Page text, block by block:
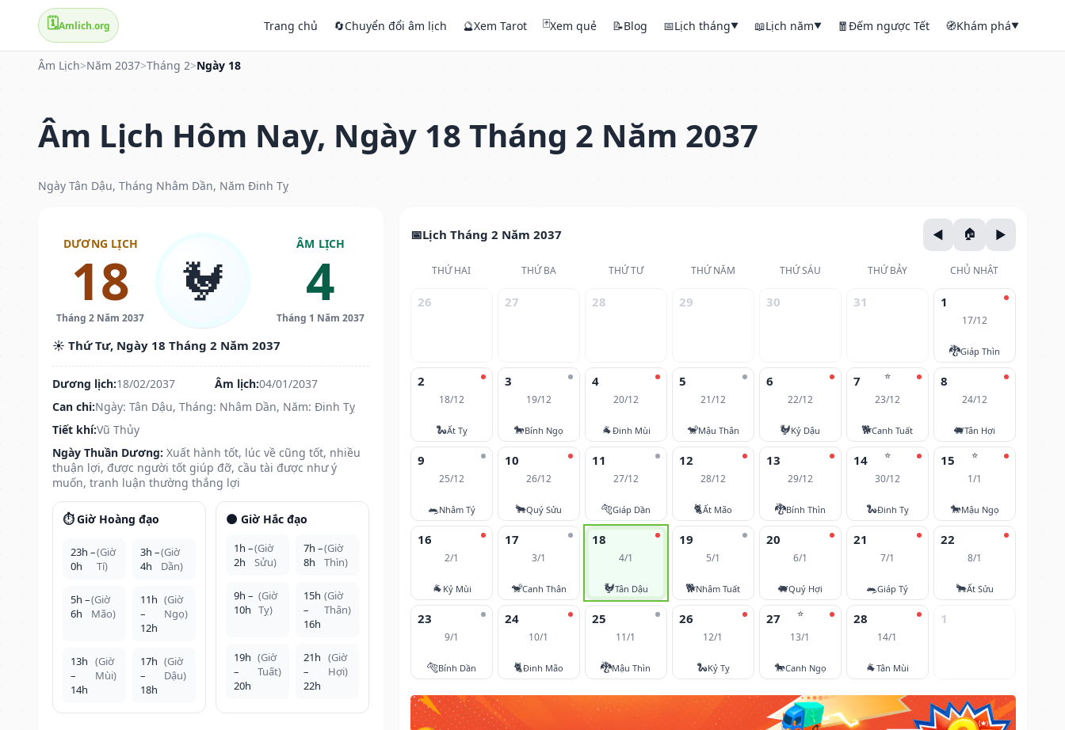
🗓️Amlich.org Trang chủ 🔄Chuyển đổi âm lịch 🔮Xem Tarot 🃏Xem quẻ 📝Blog 📅Lịch tháng▼ 📖Lịch năm▼ 🧧Đếm ngược Tết 🧭Khám phá▼
Âm Lịch>Năm 2037>Tháng 2>Ngày 18
Âm Lịch Hôm Nay, Ngày 18 Tháng 2 Năm 2037
Ngày Tân Dậu, Tháng Nhâm Dần, Năm Đinh Tỵ
DƯƠNG LỊCH
18
Tháng 2 Năm 2037
🐓
ÂM LỊCH
4
Tháng 1 Năm 2037
☀️ Thứ Tư, Ngày 18 Tháng 2 Năm 2037
Dương lịch:18/02/2037 Âm lịch:04/01/2037
Can chi:Ngày: Tân Dậu, Tháng: Nhâm Dần, Năm: Đinh Tỵ
Tiết khí:Vũ Thủy
Ngày Thuần Dương: Xuất hành tốt, lúc về cũng tốt, nhiều
thuận lợi, được người tốt giúp đỡ, cầu tài được như ý
muốn, tranh luận thường thắng lợi
⏱️ Giờ Hoàng đạo
23h –
0h
(Giờ
Tí)
3h –
4h
(Giờ
Dần)
5h –
6h
(Giờ
Mão)
11h
–
12h
(Giờ
Ngọ)
13h
–
14h
(Giờ
Mùi)
17h
–
18h
(Giờ
Dậu)
🌑 Giờ Hắc đạo
1h –
2h
(Giờ
Sửu)
7h –
8h
(Giờ
Thìn)
9h –
10h
(Giờ
Tỵ)
15h
–
16h
(Giờ
Thân)
19h
–
20h
(Giờ
Tuất)
21h
–
22h
(Giờ
Hợi)
Lịch Tháng 2 Năm 2037
THỨ HAI THỨ BA THỨ TƯ THỨ NĂM THỨ SÁU THỨ BẢY CHỦ NHẬT
26 27 28 29 30 31 1
17/12
🐉Giáp Thìn
2
18/12
🐍Ất Tỵ
3
19/12
🐎Bính Ngọ
4
20/12
🐐Đinh Mùi
5
21/12
🐒Mậu Thân
6
22/12
🐓Kỷ Dậu
⭐
7
23/12
🐕Canh Tuất
8
24/12
🐖Tân Hợi
9
25/12
🐀Nhâm Tý
10
26/12
🐂Quý Sửu
11
27/12
🐅Giáp Dần
12
28/12
🐈Ất Mão
13
29/12
🐉Bính Thìn
⭐
14
30/12
🐍Đinh Tỵ
⭐
15
1/1
🐎Mậu Ngọ
16
2/1
🐐 Kỷ Mùi
17
3/1
🐒Canh Thân
18
4/1
🐓Tân Dậu
19
5/1
🐕Nhâm Tuất
20
6/1
🐖Quý Hợi
21
7/1
🐀Giáp Tý
22
8/1
🐂Ất Sửu
23
9/1
🐅Bính Dần
24
10/1
🐈Đinh Mão
25
11/1
🐉Mậu Thìn
26
12/1
🐍Kỷ Tỵ
⭐
27
13/1
🐎Canh Ngọ
28
14/1
🐐Tân Mùi
1